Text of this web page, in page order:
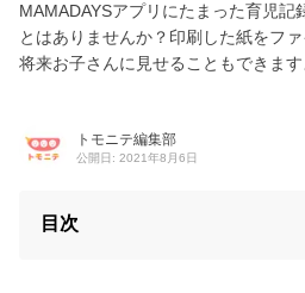
MAMADAYSアプリにたまった育児記
とはありませんか？印刷した紙をフ
将来お子さんに見せることもできます
トモニテ編集部
公開日: 2021年8月6日
目次